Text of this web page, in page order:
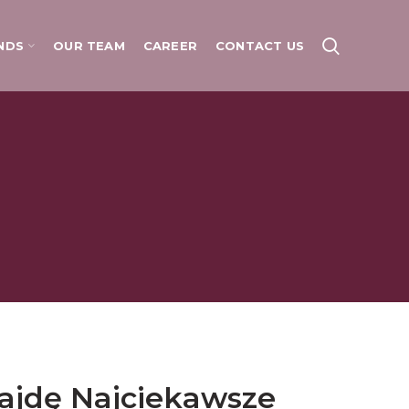
OUR TEAM CAREER CONTACT US
Najciekawsze